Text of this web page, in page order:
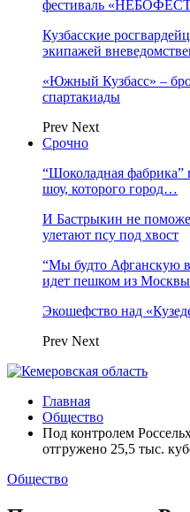
фестиваль
Кузбасские
экипажей
«Южный Кузбасс» –
спартакиады
Prev Next
Срочно
“Шоколадная фабрика”
шоу, которого город…
И Бастрыкин не
улетают псу под хвост
“Мы будто Афганскую
идет пешком из
Экошефство над
Prev Next
Главная
Общество
Под контролем
отгружено 25,5 тыс.
Общество